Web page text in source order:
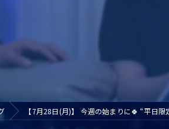
【7月28日(月)】 今週の始まりに🍀 “平日